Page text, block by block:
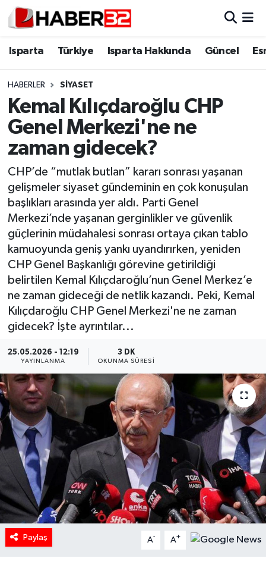
Isparta Türkiye Isparta Hakkında Güncel
HABERLER SIYASET
Kemal Kılıçdaroğlu CHP
Genel Merkezi'ne ne
zaman gidecek?
CHP’de “mutlak butlan” kararı sonrası yaşanan
gelişmeler siyaset gündeminin en çok konuşulan
başlıkları arasında yer aldı. Parti Genel
Merkezi’nde yaşanan gerginlikler ve güvenlik
güçlerinin müdahalesi sonrası ortaya çıkan tablo
kamuoyunda geniş yankı uyandırırken, yeniden
CHP Genel Başkanlığı görevine getirildiği
belirtilen Kemal Kılıçdaroğlu’nun Genel Merkez’e
ne zaman gideceği de netlik kazandı. Peki, Kemal
Kılıçdaroğlu CHP Genel Merkezi'ne ne zaman
gidecek? İşte ayrıntılar...
25.05.2026 - 12:19
YAYINLANMA
3 DK
OKUNMA SÜRESI
Paylaş A- A+
Isparta
Esnaf Diyor ki;
ASAYİŞ
BİLİM VE TEKNOLOJİ
EĞİTİM
GENEL
Güncel
HABERDE İNSAN
İlginç
KÜLTÜR SANAT
MAGAZİN
Oyun
POLİTİKA
RESMİ İLANLAR
SAĞLIK
Spor
Isparta Nöbetçi Eczaneler
Isparta Trafik Yoğunluk Haritası
Süper Lig Puan Durumu ve Fikstür
Tüm Manşetler
Son Dakika Haberleri
Haber Arşivi